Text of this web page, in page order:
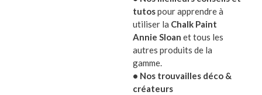
Remplissez le de noix ou de pommes de pin,
Il s’intègrera aussi bien dans un décor Shabby,
Existe en trois tailles. Combinez-les pour encore
Cet article continue à se patiner avec le temps et
tutospour apprendre à
utiliser la Chalk Paint
Annie Sloan et tous les
autres produits de la
gamme.
• Nos trouvailles déco &
créateurs